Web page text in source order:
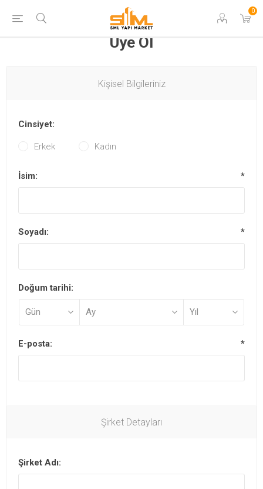
0
Üye Ol
Kişisel Bilgileriniz
Cinsiyet:
Erkek Kadın
İsim: *
Soyadı: *
Doğum tarihi:
E-posta: *
Şirket Detayları
Şirket Adı: